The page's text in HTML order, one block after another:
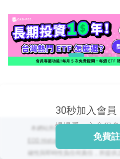
30秒加入會員
慢慢看，文章很多
免費
本網站所提供之股價與市場資訊來
EOD Historical Data
公開資訊觀
確性與即時性負任何責任，所提供